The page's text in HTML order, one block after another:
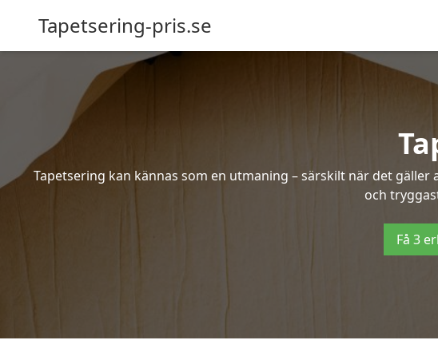
Tapetsering-pris.se
Tapetsering kan kännas som en utmaning – särskilt när det
och
Få 3